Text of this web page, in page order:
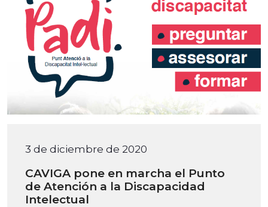
3 de diciembre de 2020
CAVIGA pone en marcha el Punto
de Atención a la Discapacidad
Intelectual